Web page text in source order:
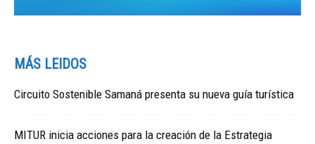
MÁS LEIDOS
Circuito Sostenible Samaná presenta su nueva guía turística
MITUR inicia acciones para la creación de la Estrategia